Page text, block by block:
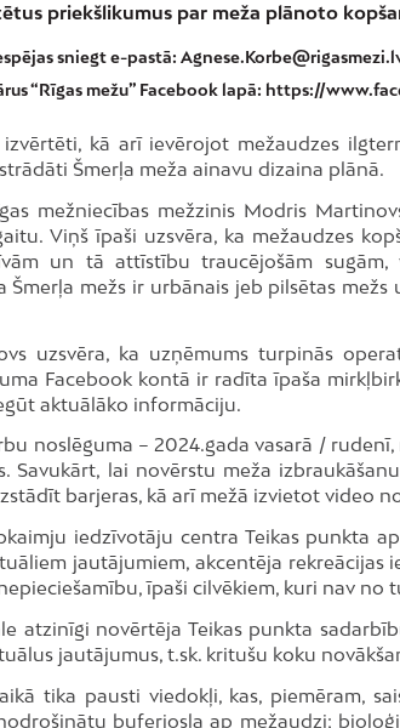
priekšlikumus par meža plānoto
sniegt e-pastā:
“Rīgas mežu” Facebook lapā: https://
izvērtēti, kā arī ievērojot mežaudzes
Šmerļa meža ainavu dizaina plānā.
mežniecības mežzinis Modris
Viņš īpaši uzsvēra, ka mežaudzes
un tā attīstību traucējošām sugām,
Šmerļa mežs ir urbānais jeb pilsētas
uzsvēra, ka uzņēmums turpinās
Facebook kontā ir radīta īpaša
aktuālāko informāciju.
noslēguma – 2024.gada vasarā /
Savukārt, lai novērstu meža
barjeras, kā arī mežā izvietot video
iedzīvotāju centra Teikas punkta
jautājumiem, akcentēja
īpaši cilvēkiem, kuri nav no
atzinīgi novērtēja Teikas punkta
jautājumus, t.sk. kritušu koku
tika pausti viedokļi, kas, piemēram,
buferjosla ap mežaudzi;